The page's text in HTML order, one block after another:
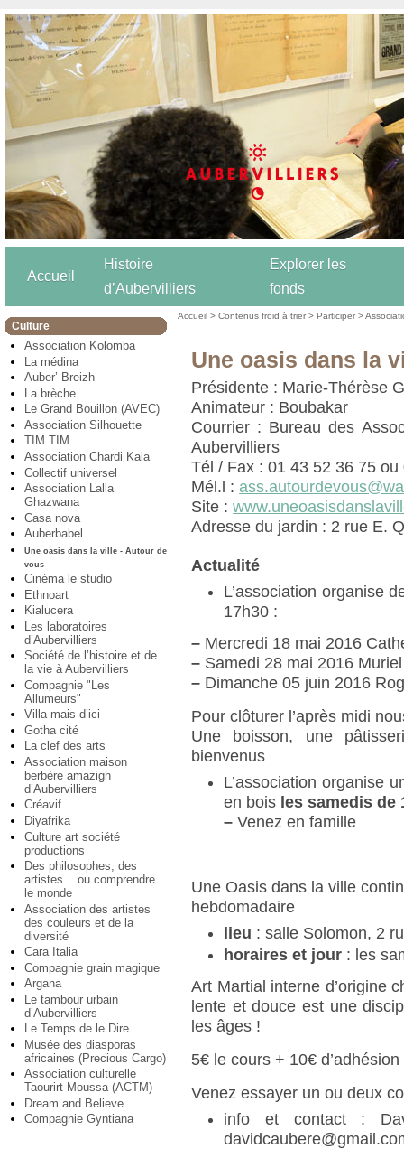
Accueil
Histoire
d’Aubervilliers
Explorer les
fonds
Culture
Association Kolomba
La médina
Auber’ Breizh
La brèche
Le Grand Bouillon (AVEC)
Association Silhouette
TIM TIM
Association Chardi Kala
Collectif universel
Association Lalla
Ghazwana
Casa nova
Auberbabel
Une oasis dans la ville - Autour de
vous
Cinéma le studio
Ethnoart
Kialucera
Les laboratoires
d’Aubervilliers
Société de l’histoire et de
la vie à Aubervilliers
Compagnie "Les
Allumeurs"
Villa mais d’ici
Gotha cité
La clef des arts
Association maison
berbère amazigh
d’Aubervilliers
Créavif
Diyafrika
Culture art société
productions
Des philosophes, des
artistes... ou comprendre
le monde
Association des artistes
des couleurs et de la
diversité
Cara Italia
Compagnie grain magique
Argana
Le tambour urbain
d’Aubervilliers
Le Temps de le Dire
Musée des diasporas
africaines (Precious Cargo)
Association culturelle
Taourirt Moussa (ACTM)
Dream and Believe
Compagnie Gyntiana
Accueil >Contenus froid à trier >Participer >
Une oasis dans la
Présidente : Marie-Thérèse
Animateur : Boubakar
Courrier : Bureau des
Aubervilliers
Tél / Fax : 01 43 52 36 75
Mél.l :
Site :
Adresse du jardin : 2 rue E.
Actualité
L’association organise
17h30 :
– Mercredi 18 mai 2016
– Samedi 28 mai 2016
– Dimanche 05 juin 2016
Pour clôturer l’après midi
Une boisson, une
bienvenus
L’association organise
en bois les samedis de
– Venez en famille
Une Oasis dans la ville
hebdomadaire
lieu : salle Solomon, 2
horaires et jour : les
Art Martial interne d’origine
lente et douce est une
les âges !
5€ le cours + 10€
Venez essayer un ou deux
info et contact :